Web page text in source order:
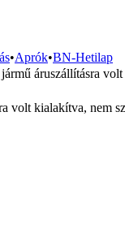
•Aprók•BN-Hetilap
áruszállításra
volt kialakítva,